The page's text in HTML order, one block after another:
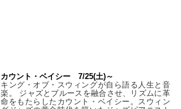
カウント・ベイシー 7/25(土)～
キング・オブ・スウィングが自ら語る人生と音
楽。 ジャズとブルースを融合させ、リズムに革
命をもたらしたカウント・ベイシー。スウィン